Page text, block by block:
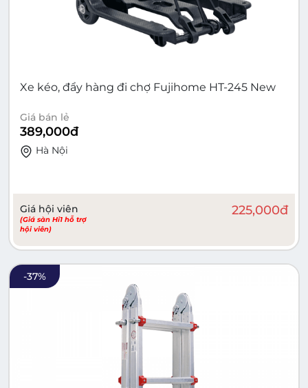
Xe kéo, đẩy hàng đi chợ Fujihome HT-245 New
Giá bán lẻ
389,000đ
Hà Nội
Giá hội viên
(Giá sàn Hi1 hỗ trợ
hội viên)
225,000đ
-37%